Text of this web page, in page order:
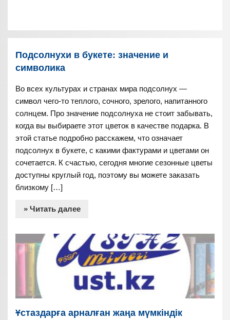
Подсолнухи в букете: значение и
символика
Во всех культурах и странах мира подсолнух —
символ чего-то теплого, сочного, зрелого, напитанного
солнцем. Про значение подсолнуха не стоит забывать,
когда вы выбираете этот цветок в качестве подарка. В
этой статье подробно расскажем, что означает
подсолнух в букете, с какими фактурами и цветами он
сочетается. К счастью, сегодня многие сезонные цветы
доступны круглый год, поэтому вы можете заказать
близкому […]
» Читать далее
Ұстаздарға арналған жаңа мүмкіндік